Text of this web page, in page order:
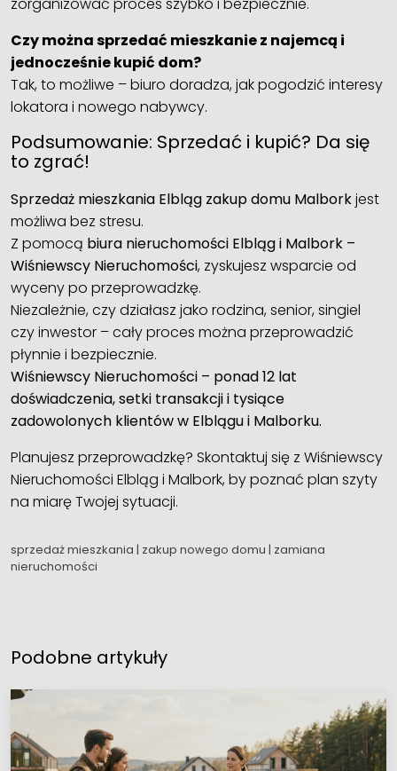
Czy można sprzedać mieszkanie z najemcą i
jednocześnie kupić dom?
Tak, to możliwe – biuro doradza, jak pogodzić interesy
lokatora i nowego nabywcy.
Podsumowanie: Sprzedać i kupić? Da się
to zgrać!
Sprzedaż mieszkania Elbląg zakup domu Malborkjest
możliwa bez stresu.
Z pomocą biura nieruchomości Elbląg i Malbork –
Wiśniewscy Nieruchomości, zyskujesz wsparcie od
wyceny po przeprowadzkę.
Niezależnie, czy działasz jako rodzina, senior, singiel
czy inwestor – cały proces można przeprowadzić
płynnie i bezpiecznie.
Wiśniewscy Nieruchomości – ponad 12 lat
doświadczenia, setki transakcji i tysiące
zadowolonych klientów w Elblągu i Malborku.
Planujesz przeprowadzkę? Skontaktuj się z Wiśniewscy
Nieruchomości Elbląg i Malbork, by poznać plan szyty
na miarę Twojej sytuacji.
sprzedaż mieszkania | zakup nowego domu | zamiana
nieruchomości
Podobne artykuły